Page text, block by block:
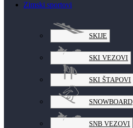
Zimski sportovi
SKIJE
SKI VEZOVI
SKI ŠTAPOVI
SNOWBOARD
SNB VEZOVI